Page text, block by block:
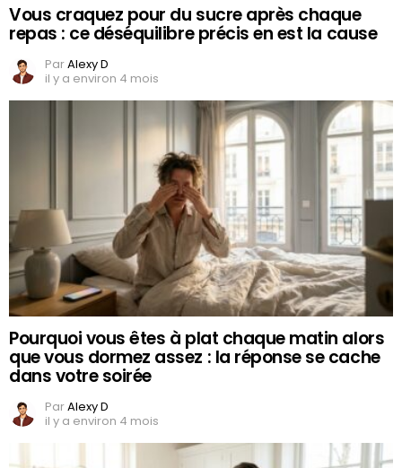
Vous craquez pour du sucre après chaque
repas : ce déséquilibre précis en est la cause
ParAlexy D
il y a environ 4 mois
Pourquoi vous êtes à plat chaque matin alors
que vous dormez assez : la réponse se cache
dans votre soirée
ParAlexy D
il y a environ 4 mois